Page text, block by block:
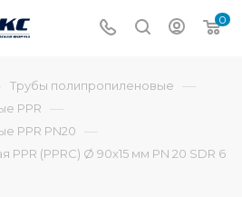
0
Трубы полипропиленовые —
PPR —
PPR PN20 —
(PPRC) Ø 90х15 мм PN 20 SDR 6